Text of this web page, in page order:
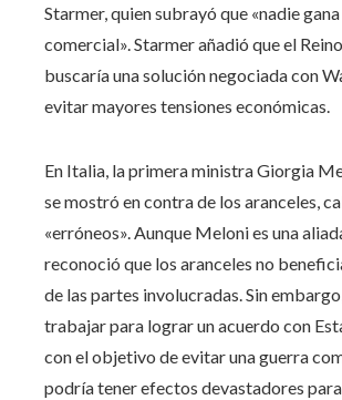
Starmer, quien subrayó que «nadie
comercial». Starmer añadió que el
buscaría una solución negociada con
evitar mayores tensiones económicas.
En Italia, la primera ministra Giorgia
se mostró en contra de los aranceles,
«erróneos». Aunque Meloni es una
reconoció que los aranceles no
de las partes involucradas. Sin
trabajar para lograr un acuerdo con
con el objetivo de evitar una guerra
podría tener efectos devastadores